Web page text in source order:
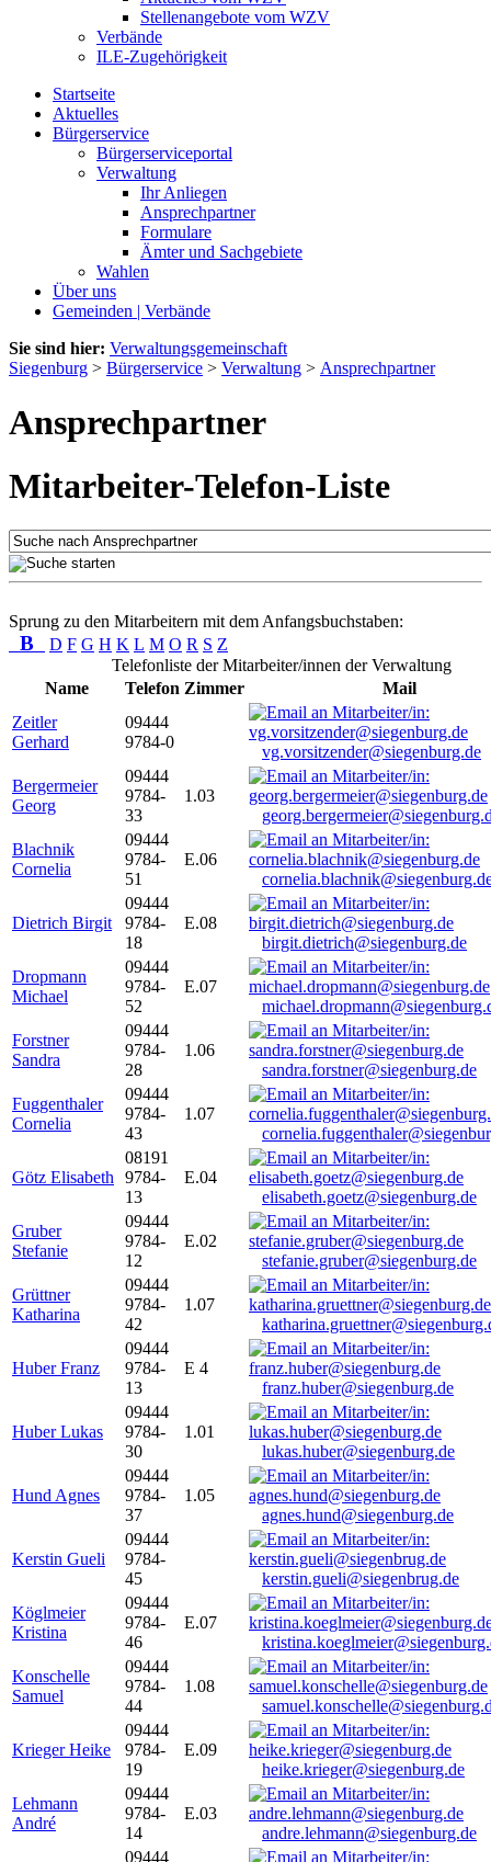
Stellenangebote vom WZV
Verbände
ILE-Zugehörigkeit
Startseite
Aktuelles
Bürgerservice
Bürgerserviceportal
Verwaltung
Ihr Anliegen
Ansprechpartner
Formulare
Ämter und Sachgebiete
Wahlen
Über uns
Gemeinden | Verbände
Sie sind hier: Verwaltungsgemeinschaft
Siegenburg > Bürgerservice > Verwaltung > Ansprechpartner
Ansprechpartner
Mitarbeiter-Telefon-Liste
Sprung zu den Mitarbeitern mit dem Anfangsbuchstaben:
B D F G H K L M O R S Z
Telefonliste der Mitarbeiter/innen der Verwaltung
Name
Telefon Zimmer
Mail
Zeitler
Gerhard
09444
9784-0
vg.vorsitzender@siegenburg.de
Bergermeier
Georg
09444
9784-
33
1.03
Blachnik
Cornelia
09444
9784-
51
E.06
Dietrich Birgit
09444
9784-
18
E.08
birgit.dietrich@siegenburg.de
Dropmann
Michael
09444
9784-
52
E.07
Forstner
Sandra
09444
9784-
28
1.06
sandra.forstner@siegenburg.de
Fuggenthaler
Cornelia
09444
9784-
43
1.07
Götz Elisabeth
08191
9784-
13
E.04
elisabeth.goetz@siegenburg.de
Gruber
Stefanie
09444
9784-
12
E.02
stefanie.gruber@siegenburg.de
Grüttner
Katharina
09444
9784-
42
1.07
Huber Franz
09444
9784-
13
E 4
franz.huber@siegenburg.de
Huber Lukas
09444
9784-
30
1.01
lukas.huber@siegenburg.de
Hund Agnes
09444
9784-
37
1.05
agnes.hund@siegenburg.de
Kerstin Gueli
09444
9784-
45
kerstin.gueli@siegenbrug.de
Köglmeier
Kristina
09444
9784-
46
E.07
Konschelle
Samuel
09444
9784-
44
1.08
Krieger Heike
09444
9784-
19
E.09
heike.krieger@siegenburg.de
Lehmann
André
09444
9784-
14
E.03
andre.lehmann@siegenburg.de
09444